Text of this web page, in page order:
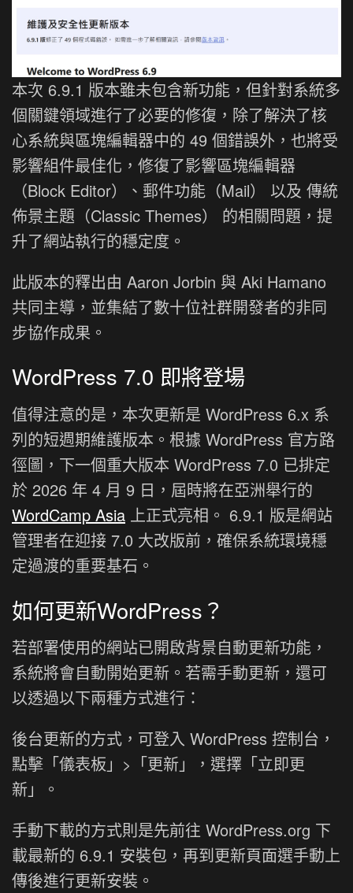
本次 6.9.1 版本雖未包含新功能，但針對系統多
個關鍵領域進行了必要的修復，除了解決了核
心系統與區塊編輯器中的 49 個錯誤外，也將受
影響組件最佳化，修復了影響區塊編輯器
（Block Editor）、郵件功能（Mail） 以及 傳統
佈景主題（Classic Themes） 的相關問題，提
升了網站執行的穩定度。
此版本的釋出由 Aaron Jorbin 與 Aki Hamano
共同主導，並集結了數十位社群開發者的非同
步協作成果。
WordPress 7.0 即將登場
值得注意的是，本次更新是 WordPress 6.x 系
列的短週期維護版本。根據 WordPress 官方路
徑圖，下一個重大版本 WordPress 7.0 已排定
於 2026 年 4 月 9 日，屆時將在亞洲舉行的
WordCamp Asia 上正式亮相。 6.9.1 版是網站
管理者在迎接 7.0 大改版前，確保系統環境穩
定過渡的重要基石。
如何更新WordPress？
若部署使用的網站已開啟背景自動更新功能，
系統將會自動開始更新。若需手動更新，還可
以透過以下兩種方式進行：
後台更新的方式，可登入 WordPress 控制台，
點擊「儀表板」>「更新」，選擇「立即更
新」。
手動下載的方式則是先前往 WordPress.org 下
載最新的 6.9.1 安裝包，再到更新頁面選手動上
傳後進行更新安裝。